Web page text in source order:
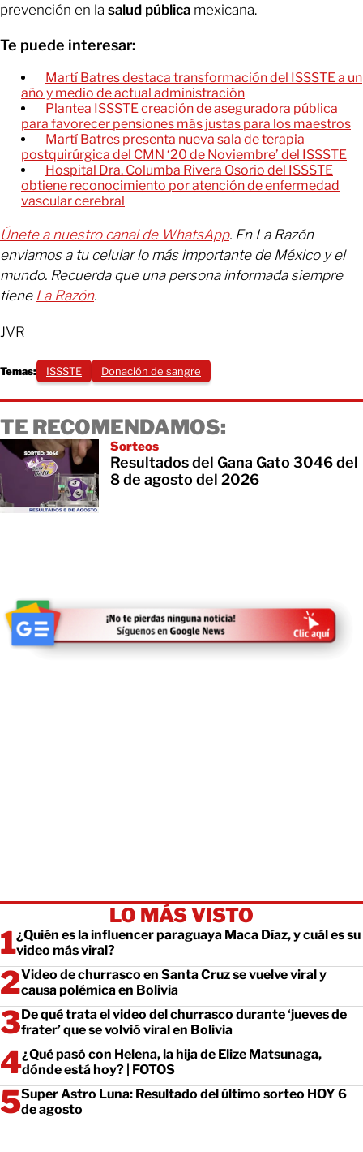
prevención en la salud pública mexicana.
Te puede interesar:
Martí Batres destaca transformación del ISSSTE a un
año y medio de actual administración
Plantea ISSSTE creación de aseguradora pública
para favorecer pensiones más justas para los maestros
Martí Batres presenta nueva sala de terapia
postquirúrgica del CMN ‘20 de Noviembre’ del ISSSTE
Hospital Dra. Columba Rivera Osorio del ISSSTE
obtiene reconocimiento por atención de enfermedad
vascular cerebral
Únete a nuestro canal de WhatsApp. En La Razón
enviamos a tu celular lo más importante de México y el
mundo. Recuerda que una persona informada siempre
tiene La Razón.
JVR
Temas: ISSSTE Donación de sangre
TE RECOMENDAMOS:
Sorteos
Resultados del Gana Gato 3046 del
8 de agosto del 2026
LO MÁS VISTO
¿Quién es la influencer paraguaya Maca Díaz, y cuál es su
video más viral?
Video de churrasco en Santa Cruz se vuelve viral y
causa polémica en Bolivia
De qué trata el video del churrasco durante ‘jueves de
frater’ que se volvió viral en Bolivia
¿Qué pasó con Helena, la hija de Elize Matsunaga,
dónde está hoy? | FOTOS
Super Astro Luna: Resultado del último sorteo HOY 6
de agosto